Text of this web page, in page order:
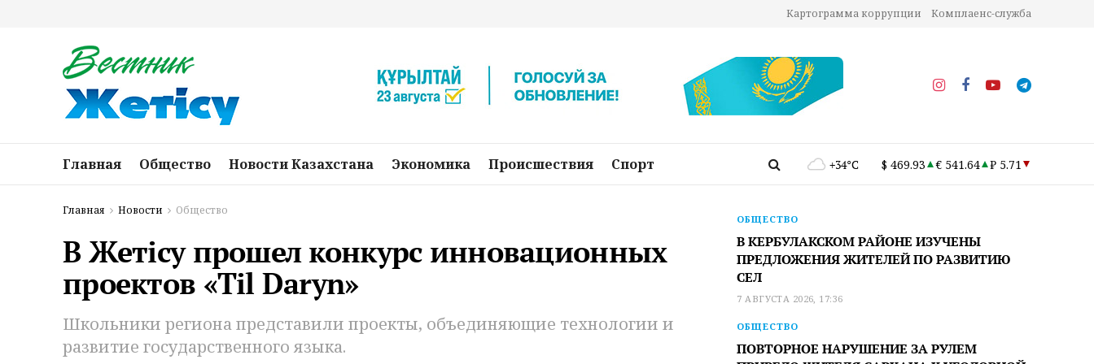
Картограмма коррупции Комплаенс-служба
Главная Общество Новости Казахстана Экономика Происшествия Спорт +34°C $ 469.93 € 541.64 ₽ 5.71
Главная Новости Общество
В Жетісу прошел конкурс инновационных
проектов «Til Daryn»
Школьники региона представили проекты, объединяющие технологии и
развитие государственного языка.
ОБЩЕСТВО
В КЕРБУЛАКСКОМ РАЙОНЕ ИЗУЧЕНЫ
ПРЕДЛОЖЕНИЯ ЖИТЕЛЕЙ ПО РАЗВИТИЮ
СЕЛ
7 АВГУСТА 2026, 17:36
ОБЩЕСТВО
ПОВТОРНОЕ НАРУШЕНИЕ ЗА РУЛЕМ